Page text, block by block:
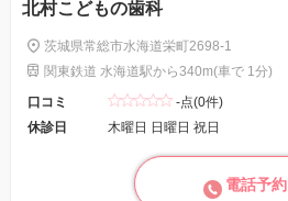
北村こどもの歯科
茨城県常総市水海道栄町2698-1
関東鉄道 水海道駅から340m(車で 1分)
口コミ
-点(0件)
休診日
木曜日 日曜日 祝日
電話予約